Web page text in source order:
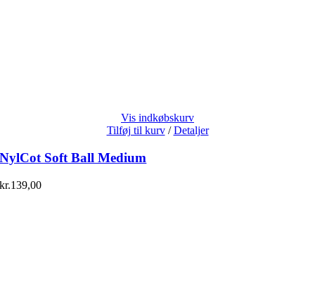
Vis indkøbskurv
Tilføj til kurv / Detaljer
NylCot Soft Ball Medium
kr.139,00